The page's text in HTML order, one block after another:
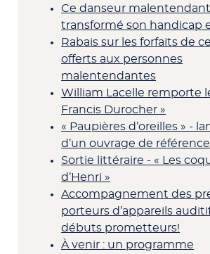
Ce danseur
transformé son handicap
Rabais sur les forfaits de
offerts aux personnes
malentendantes
William Lacelle remporte
Francis Durocher »
« Paupières d’oreilles » -
d’un ouvrage de référence
Sortie littéraire - « Les
d’Henri »
Accompagnement des
porteurs d’appareils
débuts prometteurs!
À venir : un programme